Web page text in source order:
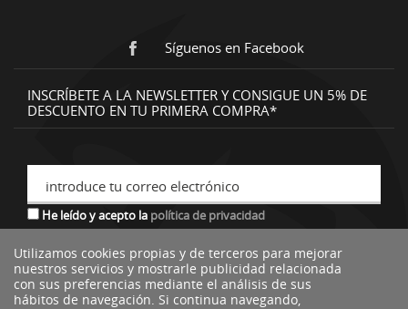
Síguenos en Facebook
INSCRÍBETE A LA NEWSLETTER Y CONSIGUE UN 5% DE
DESCUENTO EN TU PRIMERA COMPRA*
introduce tu correo electrónico
He leído y acepto la política de privacidad
*descuento no acumulable a otras ofertas o promociones.
Utilizamos cookies propias y de terceros para mejorar
nuestros servicios y mostrarle publicidad relacionada
con sus preferencias mediante el análisis de sus
hábitos de navegación. Si continua navegando,